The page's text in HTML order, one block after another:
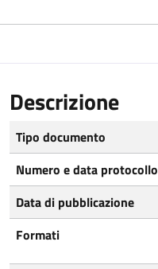
Descrizione
Tipo documento
Numero e data protocollo
Data di pubblicazione
Formati